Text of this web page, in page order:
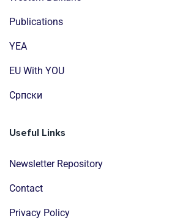
Publications
YEA
EU With YOU
Cрпски
Useful Links
Newsletter Repository
Contact
Privacy Policy